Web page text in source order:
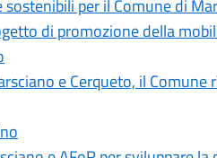
per il Comune di
di promozione della
e Cerqueto, il Comune